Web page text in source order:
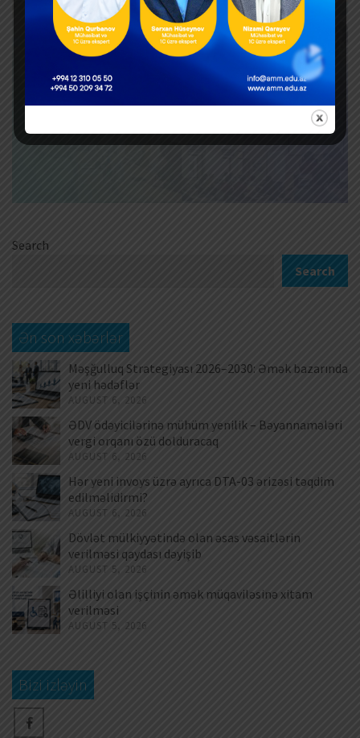
Search
Search
Ən son xəbərlər
Məşğulluq Strategiyası 2026–2030: Əmək bazarında
yeni hədəflər
AUGUST 6, 2026
ƏDV ödəyicilərinə mühüm yenilik – Bəyannamələri
vergi orqanı özü dolduracaq
AUGUST 6, 2026
Hər yeni invoys üzrə ayrıca DTA-03 ərizəsi təqdim
edilməlidirmi?
AUGUST 6, 2026
Dövlət mülkiyyətində olan əsas vəsaitlərin
verilməsi qaydası dəyişib
AUGUST 5, 2026
Əlilliyi olan işçinin əmək müqaviləsinə xitam
verilməsi
AUGUST 5, 2026
Bizi izləyin